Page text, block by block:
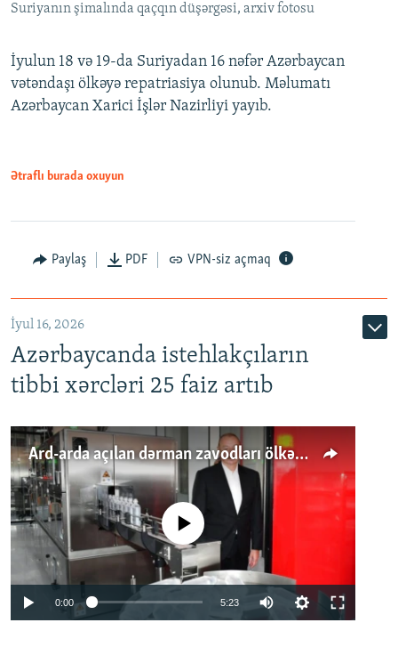
Suriyanın şimalında qaçqın düşərgəsi, arxiv fotosu
İyulun 18 və 19-da Suriyadan 16 nəfər Azərbaycan
vətəndaşı ölkəyə repatriasiya olunub. Məlumatı
Azərbaycan Xarici İşlər Nazirliyi yayıb.
Ətraflı burada oxuyun
Paylaş PDF VPN-siz açmaq
İyul 16, 2026
Azərbaycanda istehlakçıların
tibbi xərcləri 25 faiz artıb
Ard-arda açılan dərman zavodları ölkənin tələbatını ödəyirmi?
No media source currently available
0:00 5:23